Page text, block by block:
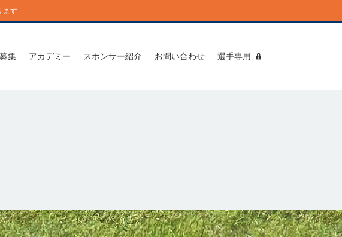
ます
集 アカデミー スポンサー紹介 お問い合わせ 選手専用